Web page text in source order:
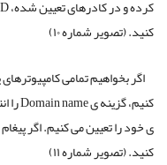
کنید. (تصویر شماره ۱۰)
کنید. (تصویر شماره ۱۱)